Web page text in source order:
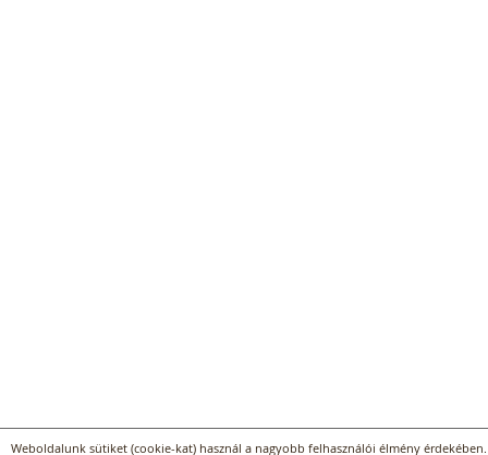
Weboldalunk sütiket (cookie-kat) használ a nagyobb felhasználói élmény